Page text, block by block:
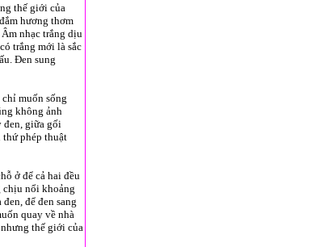
thế giới của
hương thơm
nhạc trắng dịu
trắng mới là sắc
Đen sung
muốn sống
không ảnh
đen, giữa gối
thứ phép thuật
ở để cả hai đều
chịu nổi khoảng
để đen sang
quay về nhà
thế giới của